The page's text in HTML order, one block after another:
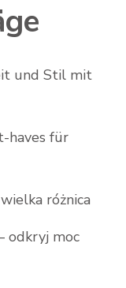
und Stil mit
haves für
różnica
odkryj moc